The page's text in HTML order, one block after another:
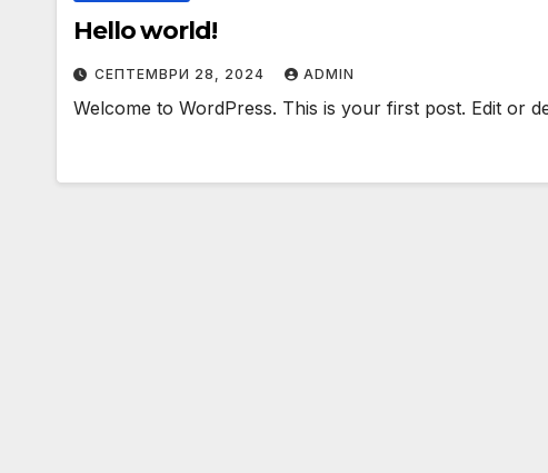
Hello world!
СЕПТЕМВРИ 28, 2024 ADMIN
Welcome to WordPress. This is your first post. Edit or